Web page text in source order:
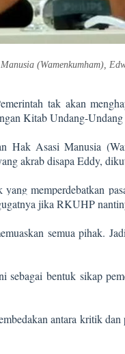
(Wamenkumham),
tak akan
Kitab Undang-
Hak Asasi Manusia
akrab disapa Eddy,
memperdebatkan
jika RKUHP
semua pihak.
sebagai bentuk sikap
antara kritik